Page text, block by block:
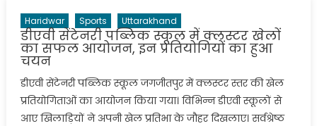
Haridwar Sports Uttarakhand
डीएवी सेंटेनरी पब्लिक स्कूल में क्लस्टर खेलों
का सफल आयोजन, इन प्र​तियोगियों का हुआ
चयन
डीएवी सेंटेनरी पब्लिक स्कूल जगजीतपुर में क्लस्टर स्तर की खेल
प्रतियोगिताओं का आयोजन किया गया। विभिन्न डीएवी स्कूलों से
आए खिलाड़ियों ने अपनी खेल प्रतिभा के जौहर दिखलाए। सर्वश्रेष्ठ